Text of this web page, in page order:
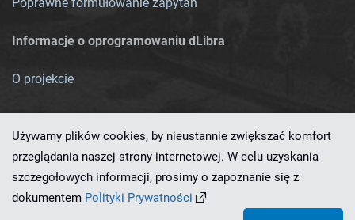
Informacje o oprogramowaniu dLibra
O projekcie
Ten serwis działa dzięki oprogramowaniu
Używamy plików cookies, by nieustannie zwiększać komfort
przeglądania naszej strony internetowej. W celu uzyskania
szczegółowych informacji, prosimy o zapoznanie się z
dokumentem Polityki Prywatności